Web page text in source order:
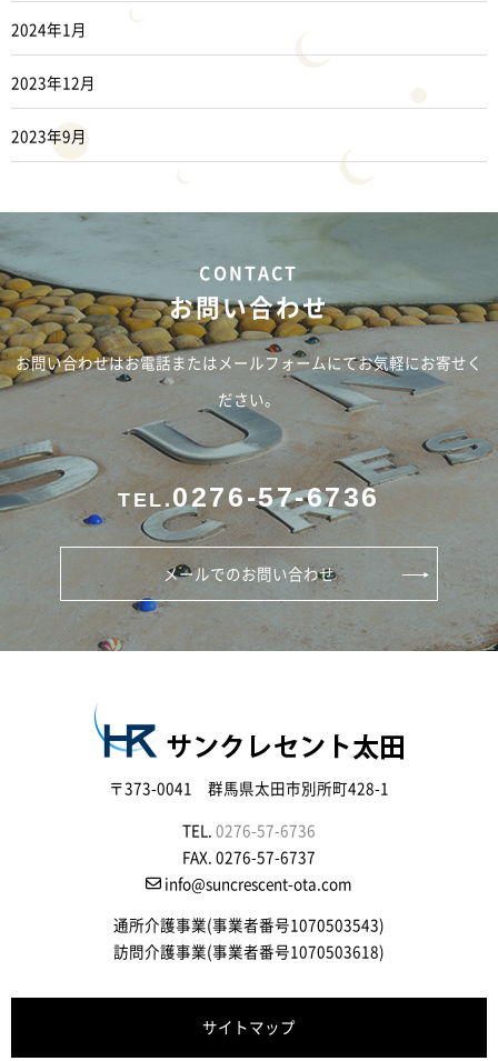
2024年1月
2023年12月
2023年9月
お問い合わせ
お問い合わせはお電話またはメールフォームにてお気軽にお寄せく
ださい。
TEL. 0276-57-6736
メールでのお問い合わせ
〒373-0041 群馬県太田市別所町428-1
TEL. 0276-57-6736
FAX. 0276-57-6737
info@suncrescent-ota.com
通所介護事業(事業者番号1070503543)
訪問介護事業(事業者番号1070503618)
サイトマップ